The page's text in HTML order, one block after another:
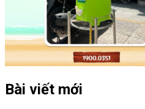
Bài viết mới